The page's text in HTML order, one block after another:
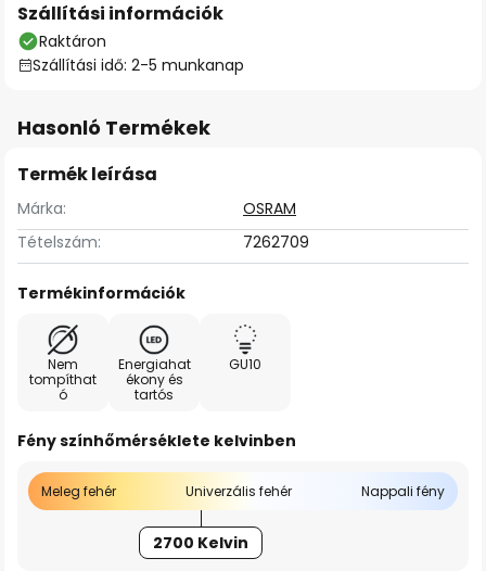
Szállítási információk
Raktáron
Szállítási idő: 2-5 munkanap
Hasonló Termékek
Termék leírása
Márka:
OSRAM
Tételszám:
7262709
Termékinformációk
Nem
tompíthat
ó
Energiahat
ékony és
tartós
GU10
Fény színhőmérséklete kelvinben
Meleg fehér Univerzális fehér Nappali fény
2700 Kelvin